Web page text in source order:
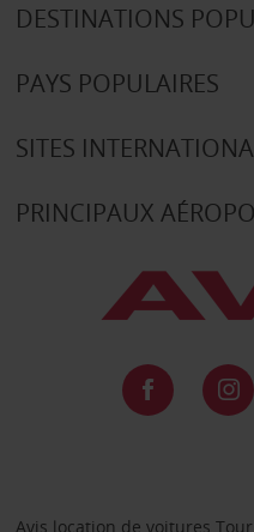
DESTINATIONS
PAYS POPULAIRES
SITES
PRINCIPAUX
Avis location de voitures